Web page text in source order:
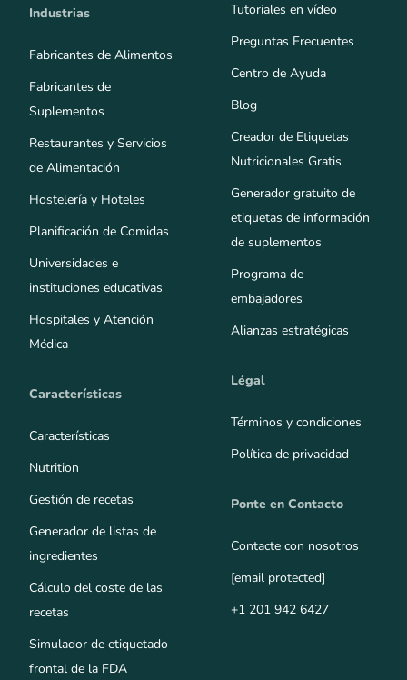
Industrias
Fabricantes de Alimentos
Fabricantes de
Suplementos
Restaurantes y Servicios
de Alimentación
Hostelería y Hoteles
Planificación de Comidas
Universidades e
instituciones educativas
Hospitales y Atención
Médica
Características
Características
Nutrition
Gestión de recetas
Generador de listas de
ingredientes
Cálculo del coste de las
recetas
Simulador de etiquetado
frontal de la FDA
Tutoriales en vídeo
Preguntas Frecuentes
Centro de Ayuda
Blog
Creador de Etiquetas
Nutricionales Gratis
Generador gratuito de
etiquetas de información
de suplementos
Programa de
embajadores
Alianzas estratégicas
Légal
Términos y condiciones
Política de privacidad
Ponte en Contacto
Contacte con nosotros
[email protected]
+1 201 942 6427